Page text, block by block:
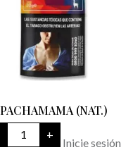
PACHAMAMA (NAT.)
PACHAMAMA
(NAT.)
cantidad
+
Inicie sesión